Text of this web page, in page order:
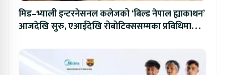
मिड–भ्याली इन्टरनेसनल कलेजको ‘बिल्ड नेपाल ह्याकाथन’
आजदेखि सुरु, एआईदेखि रोबोटिक्ससम्मका प्रविधिमा